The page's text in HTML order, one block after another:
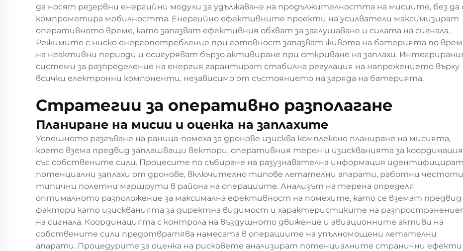
да носят резервни енергийни модули за удължаване на продължителността на мисиите, без да
компрометира мобилността. Енергийно ефективните проекти на усилватели максимизират
оперативното време, като запазват ефективния обхват за заглушаване и силата на сигнала.
Режимите с ниско енергопотребление при готовност запазват живота на батерията по
на неактивни периоди и осигуряват бързо активиране при откриване на заплахи.
системи за разпределение на енергия гарантират стабилна регулация на напрежението върху
всички електронни компоненти, независимо от състоянието на заряда на батерията.
Стратегии за оперативно разполагане
Планиране на мисии и оценка на заплахите
Успешното разгъване на раница-помеха за дронове изисква комплексно планиране на мисията,
което взема предвид заплашващи вектори, оперативния терен и изискванията за координация
със собствените сили. Процесите по събиране на разузнавателна информация идентифицират
потенциални заплахи от дронове, включително типове летателни апарати, работни
типични полетни маршрути в района на операциите. Анализът на терена определя
оптималното разположение за максимална ефективност на помехите, като се вземат предвид
фактори като изискванията за директна видимост и характеристиките на
на сигнала. Координацията с контрола на въздушното движение и авиационните активи на
собствените сили предотвратява намесата в операциите на упълномощени летателни
апарати. Процедурите за оценка на рисковете анализират потенциалните странични ефекти